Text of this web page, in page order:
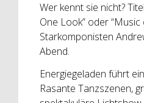
Wer kennt sie nicht?
One Look” oder
Starkomponisten
Abend.
Energiegeladen führt
Rasante Tanzszenen,